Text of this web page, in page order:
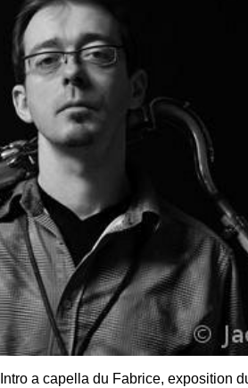
a capella du Fabrice, exposition